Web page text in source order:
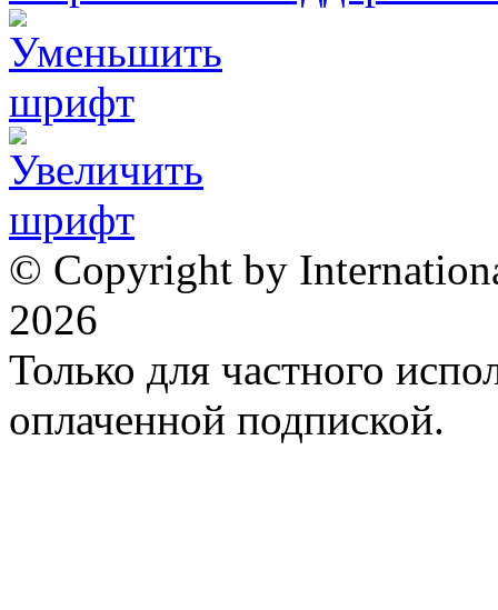
© Copyright by
2026
Только для частного
оплаченной подпиской.